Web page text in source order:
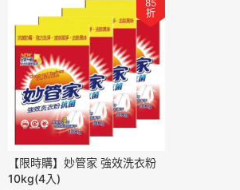
85
折
【限時購】妙管家 強效洗衣粉
10kg(4入)